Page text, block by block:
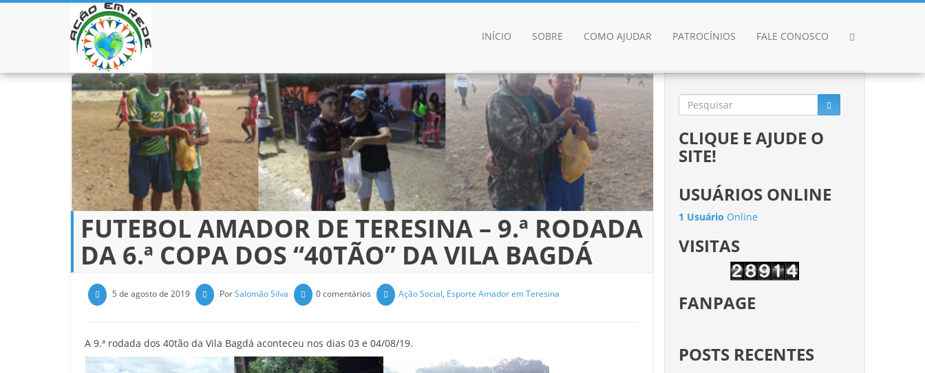
INÍCIO SOBRE COMO AJUDAR PATROCÍNIOS FALE CONOSCO
Pular para o conteúdo
FUTEBOL AMADOR DE TERESINA – 9.ª RODADA
DA 6.ª COPA DOS “40TÃO” DA VILA BAGDÁ
5 de agosto de 2019 PorSalomão Silva 0 comentários Ação Social, Esporte Amador em Teresina
A 9.ª rodada dos 40tão da Vila Bagdá aconteceu nos dias 03 e 04/08/19.
CLIQUE E AJUDE O
SITE!
USUÁRIOS ONLINE
1 Usuário Online
VISITAS
FANPAGE
POSTS RECENTES